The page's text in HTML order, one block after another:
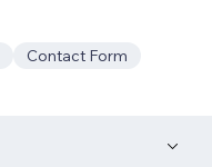
Contact Form